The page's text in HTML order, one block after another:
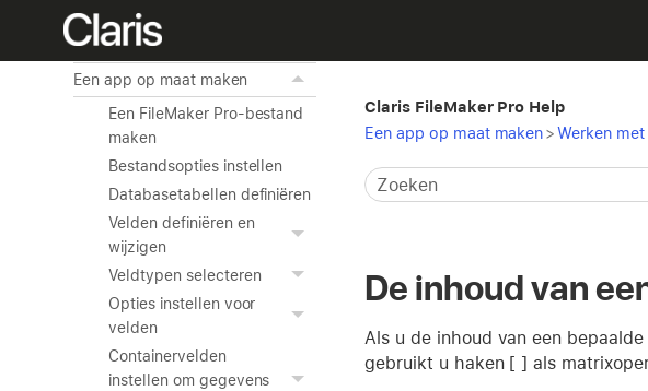
Gegevens afdrukken en een
schermafdruk weergeven
Een app op maat maken
Een FileMaker Pro-bestand
maken
Bestandsopties instellen
Databasetabellen definiëren
Velden definiëren en
wijzigen
Veldtypen selecteren
Opties instellen voor
velden
Containervelden
instellen om gegevens
Claris FileMaker Pro Help
Een app op maat maken>Werken
De inhoud van
Als u de inhoud van een
gebruikt u haken [ ] als